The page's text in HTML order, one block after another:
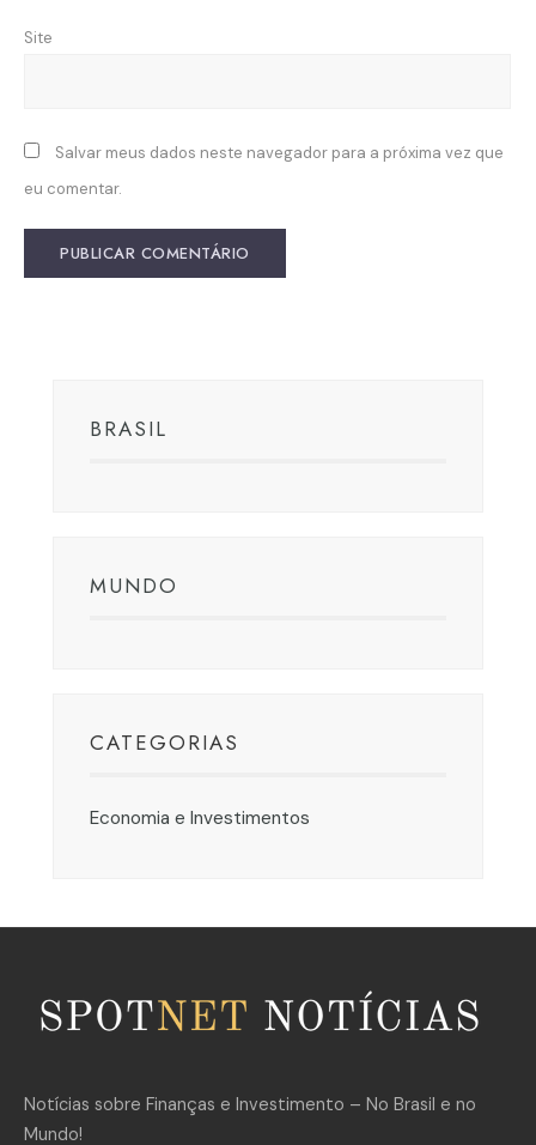
Site
Salvar meus dados neste navegador para a próxima vez que
eu comentar.
BRASIL
MUNDO
CATEGORIAS
Economia e Investimentos
Notícias sobre Finanças e Investimento – No Brasil e no
Mundo!